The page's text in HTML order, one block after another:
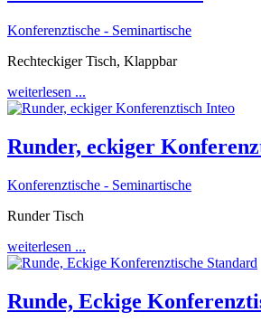
Konferenztische - Seminartische
Rechteckiger Tisch, Klappbar
weiterlesen ...
Runder, eckiger
Konferenztische - Seminartische
Runder Tisch
weiterlesen ...
Runde, Eckige